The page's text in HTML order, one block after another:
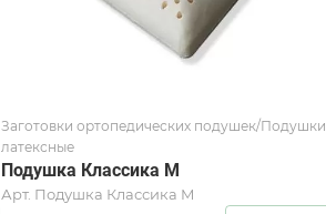
Заготовки ортопедических подушек/Подушки
латексные
Подушка Классика M
Арт. Подушка Классика M